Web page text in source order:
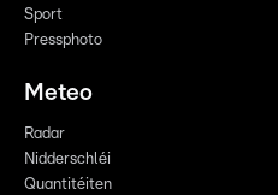
Sport
Pressphoto
Meteo
Radar
Nidderschléi
Quantitéiten